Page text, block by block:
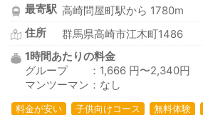
最寄駅 高崎問屋町駅から 1780m
住所
群馬県高崎市江木町1486
1時間あたりの料金
グループ ：1,666 円〜2,340円
マンツーマン：なし
料金が安い 子供向けコース 無料体験